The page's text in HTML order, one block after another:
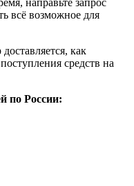
направьте запрос
всё возможное для
как
средств на
по России: